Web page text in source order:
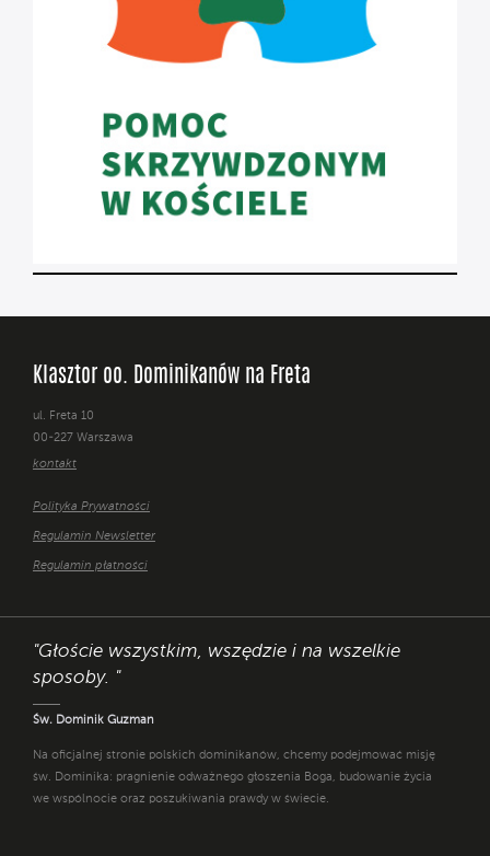
Klasztor oo. Dominikanów na Freta
ul. Freta 10
00-227 Warszawa
kontakt
Polityka Prywatności
Regulamin Newsletter
Regulamin płatności
"Głoście wszystkim, wszędzie i na wszelkie
sposoby. "
Św. Dominik Guzman
Na oficjalnej stronie polskich dominikanów, chcemy podejmować misję
św. Dominika: pragnienie odważnego głoszenia Boga, budowanie życia
we wspólnocie oraz poszukiwania prawdy w świecie.